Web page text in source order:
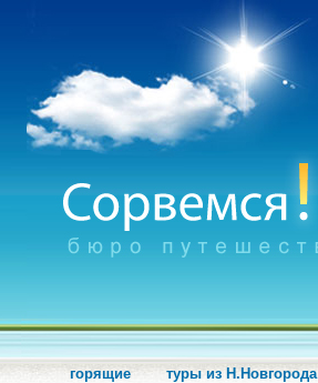
горящие туры из Н.Новгорода